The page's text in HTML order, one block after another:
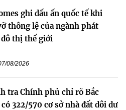
ghi dấu ấn quốc tế khi
thông lệ của ngành phát
thị thế giới
08/2026
tra Chính phủ chỉ rõ Bắc
322/570 cơ sở nhà đất dôi dư